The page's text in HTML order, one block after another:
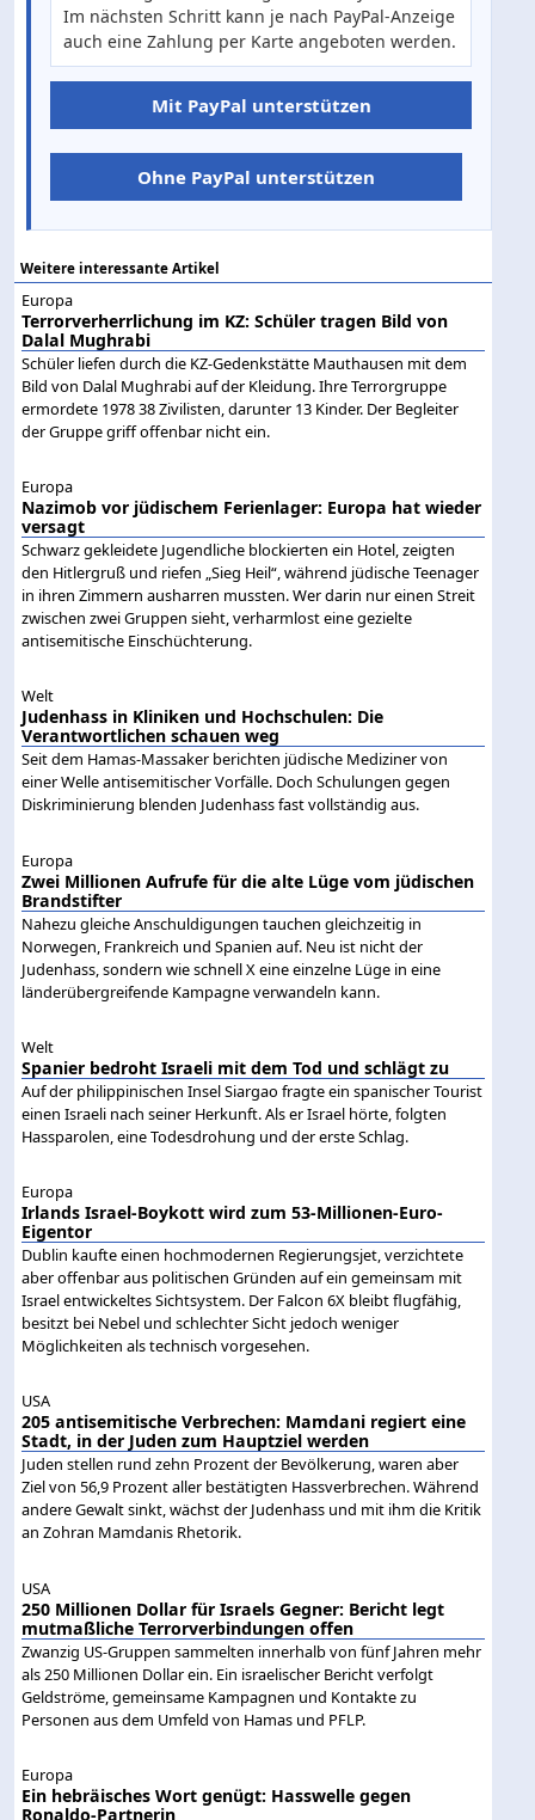
Im nächsten Schritt kann je nach PayPal-Anzeige
auch eine Zahlung per Karte angeboten werden.
Mit PayPal unterstützen
Ohne PayPal unterstützen
Weitere interessante Artikel
Europa
Terrorverherrlichung im KZ: Schüler tragen Bild von
Dalal Mughrabi
Schüler liefen durch die KZ-Gedenkstätte Mauthausen mit dem
Bild von Dalal Mughrabi auf der Kleidung. Ihre Terrorgruppe
ermordete 1978 38 Zivilisten, darunter 13 Kinder. Der Begleiter
der Gruppe griff offenbar nicht ein.
Europa
Nazimob vor jüdischem Ferienlager: Europa hat wieder
versagt
Schwarz gekleidete Jugendliche blockierten ein Hotel, zeigten
den Hitlergruß und riefen „Sieg Heil“, während jüdische Teenager
in ihren Zimmern ausharren mussten. Wer darin nur einen Streit
zwischen zwei Gruppen sieht, verharmlost eine gezielte
antisemitische Einschüchterung.
Welt
Judenhass in Kliniken und Hochschulen: Die
Verantwortlichen schauen weg
Seit dem Hamas-Massaker berichten jüdische Mediziner von
einer Welle antisemitischer Vorfälle. Doch Schulungen gegen
Diskriminierung blenden Judenhass fast vollständig aus.
Europa
Zwei Millionen Aufrufe für die alte Lüge vom jüdischen
Brandstifter
Nahezu gleiche Anschuldigungen tauchen gleichzeitig in
Norwegen, Frankreich und Spanien auf. Neu ist nicht der
Judenhass, sondern wie schnell X eine einzelne Lüge in eine
länderübergreifende Kampagne verwandeln kann.
Welt
Spanier bedroht Israeli mit dem Tod und schlägt zu
Auf der philippinischen Insel Siargao fragte ein spanischer Tourist
einen Israeli nach seiner Herkunft. Als er Israel hörte, folgten
Hassparolen, eine Todesdrohung und der erste Schlag.
Europa
Irlands Israel-Boykott wird zum 53-Millionen-Euro-
Eigentor
Dublin kaufte einen hochmodernen Regierungsjet, verzichtete
aber offenbar aus politischen Gründen auf ein gemeinsam mit
Israel entwickeltes Sichtsystem. Der Falcon 6X bleibt flugfähig,
besitzt bei Nebel und schlechter Sicht jedoch weniger
Möglichkeiten als technisch vorgesehen.
USA
205 antisemitische Verbrechen: Mamdani regiert eine
Stadt, in der Juden zum Hauptziel werden
Juden stellen rund zehn Prozent der Bevölkerung, waren aber
Ziel von 56,9 Prozent aller bestätigten Hassverbrechen. Während
andere Gewalt sinkt, wächst der Judenhass und mit ihm die Kritik
an Zohran Mamdanis Rhetorik.
USA
250 Millionen Dollar für Israels Gegner: Bericht legt
mutmaßliche Terrorverbindungen offen
Zwanzig US-Gruppen sammelten innerhalb von fünf Jahren mehr
als 250 Millionen Dollar ein. Ein israelischer Bericht verfolgt
Geldströme, gemeinsame Kampagnen und Kontakte zu
Personen aus dem Umfeld von Hamas und PFLP.
Europa
Ein hebräisches Wort genügt: Hasswelle gegen
Ronaldo-Partnerin